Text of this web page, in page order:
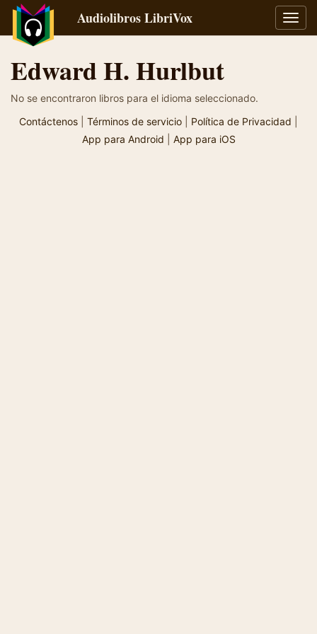
Audiolibros LibriVox
Edward H. Hurlbut
No se encontraron libros para el idioma seleccionado.
Contáctenos
Términos de servicio Política de Privacidad
App para Android
App para iOS